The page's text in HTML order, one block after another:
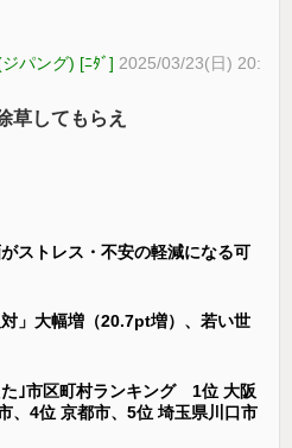
パング) [ﾆﾀﾞ] 2025/03/23(日) 20:
草してもらえ
ストレス・不安の軽減になる可
」大幅増（20.7pt増）、若い世
た｣市区町村ランキング 1位 大阪
、4位 京都市、5位 埼玉県川口市